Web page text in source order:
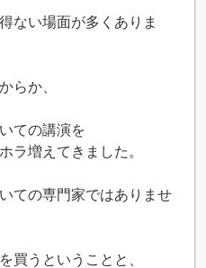
ない場面が多くありま
らか、
ての講演を
ラ増えてきました。
ての専門家ではありませ
買うということと、